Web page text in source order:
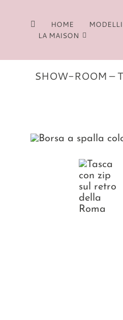
contenuto
HOME MODELLI
LA MAISON
SHOW-ROOM –